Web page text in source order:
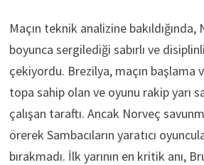
Maçın teknik analizine bakıldığında,
boyunca sergilediği sabırlı ve
çekiyordu. Brezilya, maçın başlama
topa sahip olan ve oyunu rakip yarı
çalışan taraftı. Ancak Norveç
örerek Sambacıların yaratıcı
bırakmadı. İlk yarının en kritik anı,